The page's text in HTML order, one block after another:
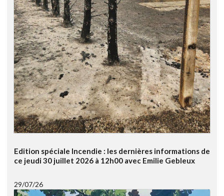
Edition spéciale Incendie : les dernières informations de
ce jeudi 30 juillet 2026 à 12h00 avec Emilie Gebleux
29/07/26